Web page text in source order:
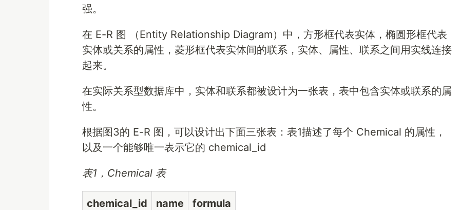
强。
在 E-R 图 （Entity Relationship Diagram）中，方形框代表实体，椭圆形框代表
实体或关系的属性，菱形框代表实体间的联系，实体、属性、联系之间用实线连接
起来。
在实际关系型数据库中，实体和联系都被设计为一张表，表中包含实体或联系的属
性。
根据图3的 E-R 图，可以设计出下面三张表：表1描述了每个 Chemical 的属性，
以及一个能够唯一表示它的 chemical_id
表1，Chemical 表
chemical_id name
formula